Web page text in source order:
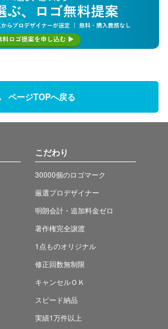
ページTOPへ戻る
こだわり
30000個のロゴマーク
厳選プロデザイナー
明朗会計・追加料金ゼロ
著作権完全譲渡
1点ものオリジナル
修正回数無制限
キャンセルＯＫ
スピード納品
実績1万件以上